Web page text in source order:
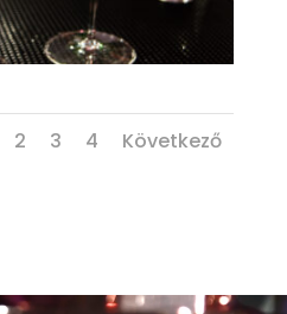
2 3 4 Következő